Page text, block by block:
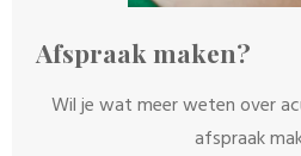
Afspraak maken?
Wil je wat meer weten over
afspraak